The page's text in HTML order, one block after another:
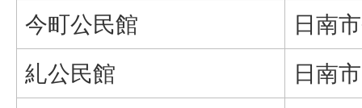
今町公民館
日南
糺公民館
日南